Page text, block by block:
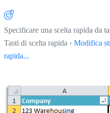
Specificare una scelta rapida da
Tasti di scelta rapida › Modifica
rapida...